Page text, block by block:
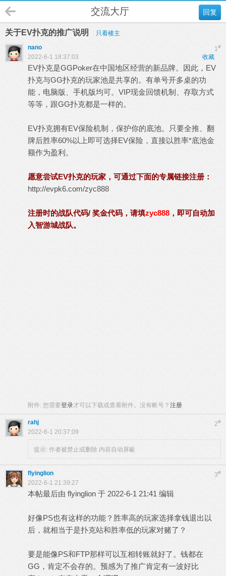
回复
交流大厅
关于EV扑克的推广说明 只看楼主
1#
nano
收藏
2022-6-1 18:37:03
EV扑克是GGPoker在中国地区经营的新品牌。因此，EV
扑克与GG扑克的玩家池是共享的。有单号开多桌的功
能，电脑版、手机版均可。VIP现金回馈机制、存取方式
等等，跟GG扑克都是一样的。
EV扑克拥有EV保险机制，保护你的底池。只要全推、翻
牌后胜率60%以上即可选择EV保险，直接以胜率*底池金
额作为盈利。
愿意尝试EV扑克的玩家，可通过下面的专属链接注册：
http://evpk6.com/zyc888
注册时的战队代码/ 奖金代码，请填zyc888 ，即可自动加
入智游城战队。
附件: 您需要登录才可以下载或查看附件。没有帐号？ 注册
2#
rahj
2022-6-1 20:37:09
提示: 作者被禁止或删除 内容自动屏蔽
3#
flyinglion
2022-6-1 21:39:27
本帖最后由 flyinglion 于 2022-6-1 21:41 编辑
好像PS也有这样的功能？胜率高的玩家选择拿钱退出以
后，就相当于是扑克站和胜率低的玩家对赌了？
要是能像PS和FTP那样可以互相转账就好了。钱都在
GG，肯定不会存的。预感为了推广肯定有一波好比